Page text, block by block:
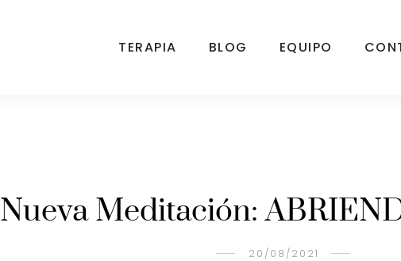
TERAPIA BLOG EQUIPO
Nueva Meditación:
20/08/2021